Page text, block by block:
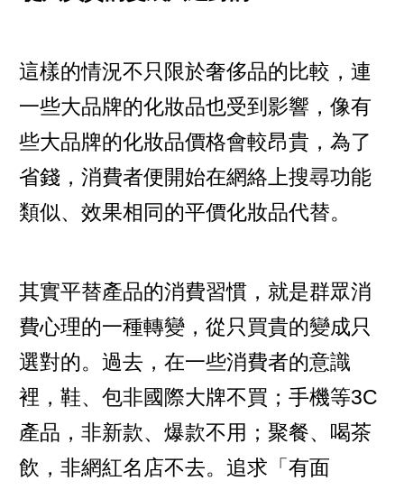
這樣的情況不只限於奢侈品的比較，連
一些大品牌的化妝品也受到影響，像有
些大品牌的化妝品價格會較昂貴，為了
省錢，消費者便開始在網絡上搜尋功能
類似、效果相同的平價化妝品代替。
其實平替產品的消費習慣，就是群眾消
費心理的一種轉變，從只買貴的變成只
選對的。過去，在一些消費者的意識
裡，鞋、包非國際大牌不買；手機等3C
產品，非新款、爆款不用；聚餐、喝茶
飲，非網紅名店不去。追求「有面